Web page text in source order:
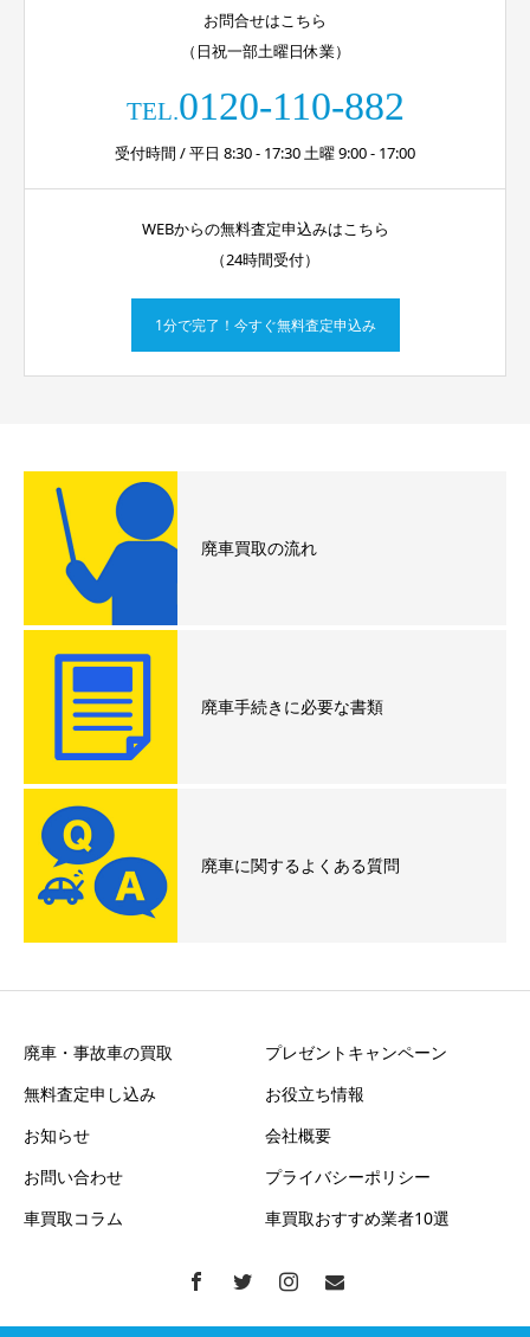
お問合せはこちら
（日祝一部土曜日休業）
TEL.0120-110-882
受付時間 / 平日 8:30 - 17:30 土曜 9:00 - 17:00
WEBからの無料査定申込みはこちら
（24時間受付）
1分で完了！今すぐ無料査定申込み
廃車買取の流れ
廃車手続きに必要な書類
廃車に関するよくある質問
廃車・事故車の買取
プレゼントキャンペーン
無料査定申し込み
お役立ち情報
お知らせ
会社概要
お問い合わせ
プライバシーポリシー
車買取コラム
車買取おすすめ業者10選